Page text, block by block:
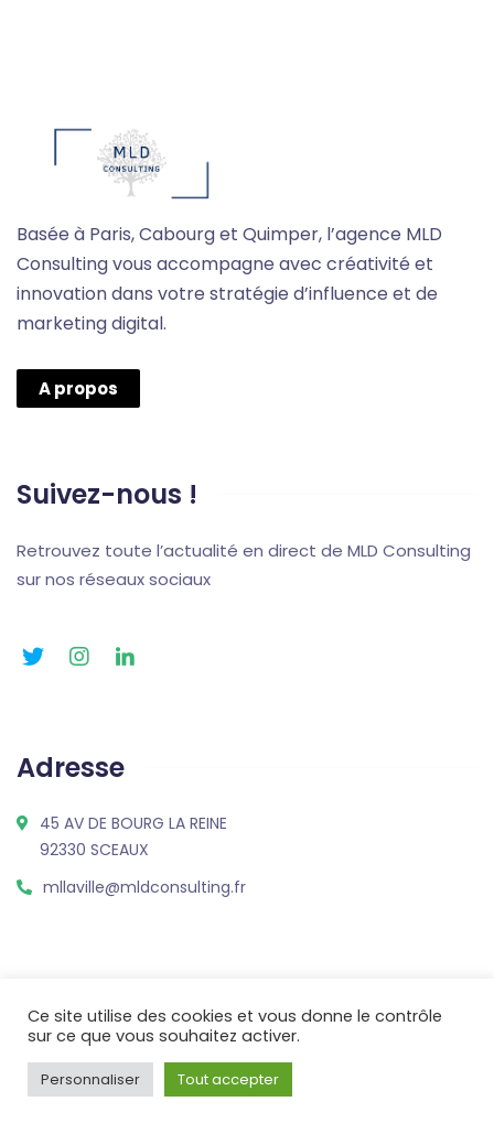
Basée à Paris, Cabourg et Quimper, l’agence MLD
Consulting vous accompagne avec créativité et
innovation dans votre stratégie d’influence et de
marketing digital.
A propos
Suivez-nous !
Retrouvez toute l’actualité en direct de MLD Consulting
sur nos réseaux sociaux
Adresse
45 AV DE BOURG LA REINE
92330 SCEAUX
mllaville@mldconsulting.fr
Contactez-nous
Parlons de vos enjeux
Ce site utilise des cookies et vous donne le contrôle
sur ce que vous souhaitez activer.
Personnaliser Tout accepter